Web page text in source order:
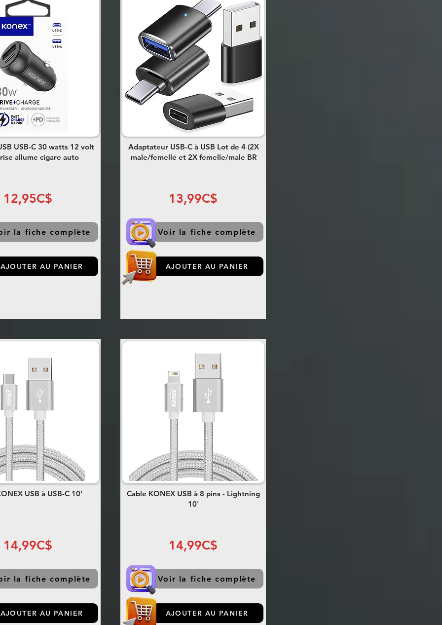
USB-C 30 watts 12 volt
allume cigare auto
12,95C$
la fiche complète
AJOUTER AU PANIER
USB à USB-C 10'
14,99C$
la fiche complète
AJOUTER AU PANIER
Adaptateur USB-C à USB Lot de 4 (2X
male/femelle et 2X femelle/male BR
13,99C$
Voir la fiche complète
AJOUTER AU PANIER
Cable KONEX USB à 8 pins - Lightning
10'
14,99C$
Voir la fiche complète
AJOUTER AU PANIER